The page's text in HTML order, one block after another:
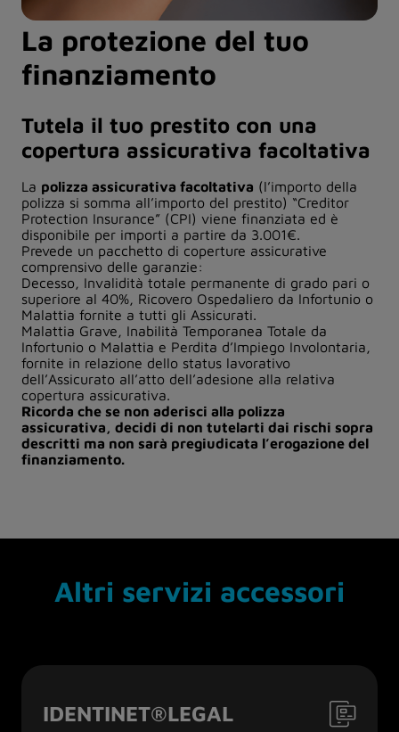
La protezione del tuo
finanziamento
Tutela il tuo prestito con una
copertura assicurativa facoltativa
La polizza assicurativa facoltativa (l’importo della
polizza si somma all’importo del prestito) “Creditor
Protection Insurance” (CPI) viene finanziata ed è
disponibile per importi a partire da 3.001€.
Prevede un pacchetto di coperture assicurative
comprensivo delle garanzie:
Decesso, Invalidità totale permanente di grado pari o
superiore al 40%, Ricovero Ospedaliero da Infortunio o
Malattia fornite a tutti gli Assicurati.
Malattia Grave, Inabilità Temporanea Totale da
Infortunio o Malattia e Perdita d’Impiego Involontaria,
fornite in relazione dello status lavorativo
dell’Assicurato all’atto dell’adesione alla relativa
copertura assicurativa.
Ricorda che se non aderisci alla polizza
assicurativa, decidi di non tutelarti dai rischi sopra
descritti ma non sarà pregiudicata l’erogazione del
finanziamento.
Altri servizi accessori
IDENTINET®LEGAL